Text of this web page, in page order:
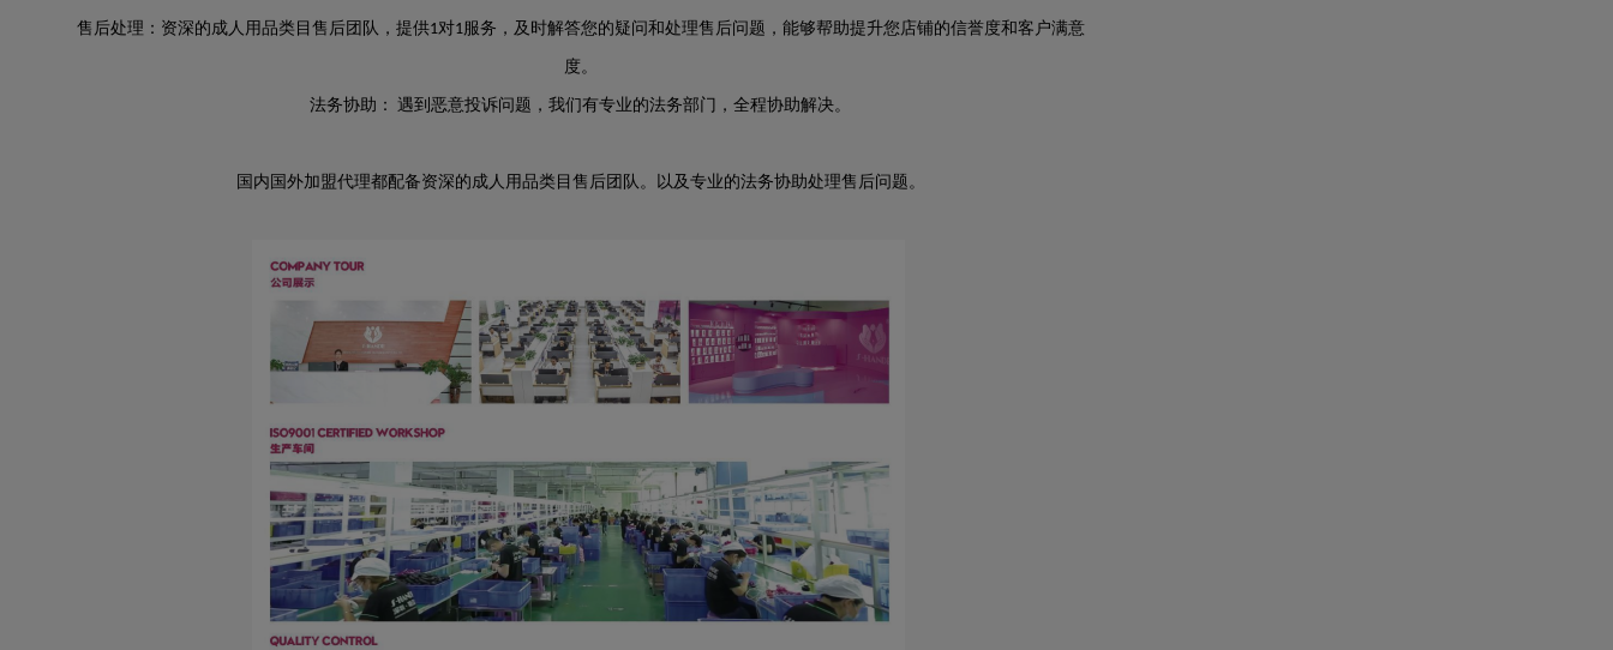
售后处理： 资深的成人用品类目售后团队，提供1对1服务 ， 及时解答您的疑问和处理售后问题，能够帮助提升您 店铺的信誉度和客户满意
度。
法务协助 ： 遇到恶意投诉问题，我们有专业的法务部门，全程协助解决。
国内国外加盟代理都配备资深的成人用品类目售后团队。以及专业的法务协助处理售后问题。